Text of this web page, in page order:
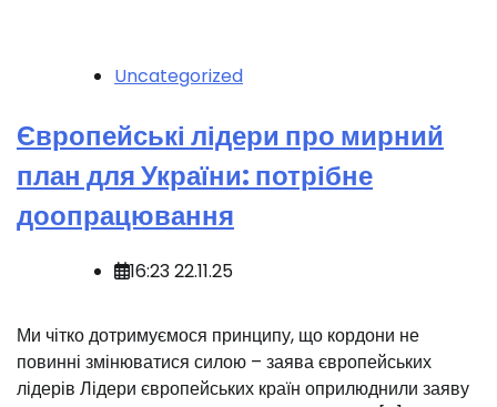
Uncategorized
Європейські лідери про мирний
план для України: потрібне
доопрацювання
16:23 22.11.25
️Ми чітко дотримуємося принципу, що кордони не
повинні змінюватися силою – заява європейських
лідерів Лідери європейських країн оприлюднили заяву